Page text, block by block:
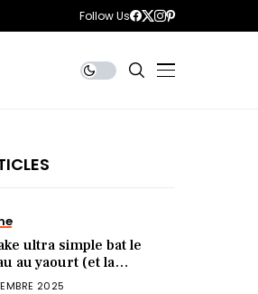
Follow Us
ultra simple bat le
au yaourt (et la
valide)
2025